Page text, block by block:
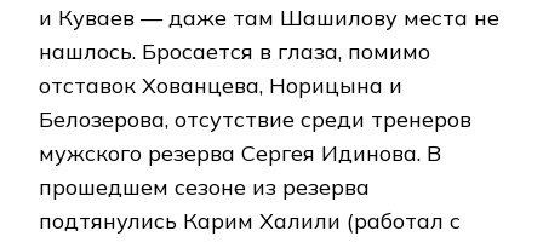
и Куваев — даже там Шашилову места не
нашлось. Бросается в глаза, помимо
отставок Хованцева, Норицына и
Белозерова, отсутствие среди тренеров
мужского резерва Сергея Идинова. В
прошедшем сезоне из резерва
подтянулись Карим Халили (работал с